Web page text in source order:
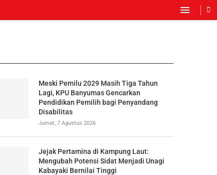
Meski Pemilu 2029 Masih Tiga Tahun
Lagi, KPU Banyumas Gencarkan
Pendidikan Pemilih bagi Penyandang
Disabilitas
Jumat, 7 Agustus 2026
Jejak Pertamina di Kampung Laut:
Mengubah Potensi Sidat Menjadi Unagi
Kabayaki Bernilai Tinggi